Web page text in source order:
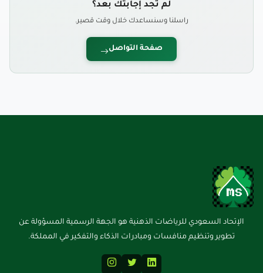
لم تجد إجابتك بعد؟
راسلنا وسنساعدك خلال وقت قصير.
صفحة التواصل
الإتحاد السعودي للرياضات الذهنية هو الجهة الرسمية المسؤولة عن
تطوير وتنظيم منافسات ومبادرات الذكاء والتفكير في المملكة.